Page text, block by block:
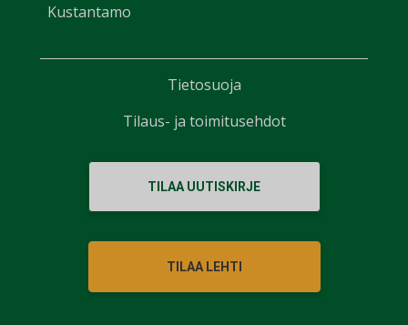
Kustantamo
TILAA UUTISKIRJE
TILAA LEHTI
Tietosuoja
Tilaus- ja toimitusehdot